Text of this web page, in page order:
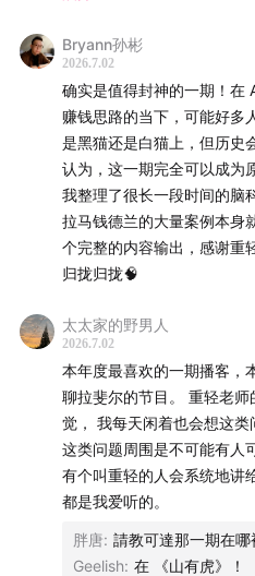
John Dean 记忆案例
John Dean’s Memory: A
N-Gram 语言模型
Word n-gram Language
印刷英语的预测与熵
Prediction and Entropy of
知识蒸馏Knowledge
封面由重轻拍摄
本期节目逐字稿在
hy@funes.world
狱”中，也不要把自己关在
给我很大激励力量和可欲的
境，人不可能掌握所有完备
在自己受限信息下的笃信笃
乱的可能性的平行世界，走
哥的新游戏《沉星之序》
的潜质，完全是9年前重轻
卓越游戏的理念实践，期待
Bryann孙彬
2026.7.02
确实是值得封神的一期！在
赚钱思路的当下，可能好多
是黑猫还是白猫上，但历史
认为，这一期完全可以成为
我整理了很长一段时间的脑
拉马钱德兰的大量案例本身
个完整的内容输出，感谢重
归拢归拢🧠
太太家的野男人
2026.7.02
本年度最喜欢的一期播客，
聊拉斐尔的节目。 重轻老
觉， 我每天闲着也会想这
这类问题周围是不可能有人
有个叫重轻的人会系统地讲
都是我爱听的。
胖唐: 請教可達那一期在哪
Geelish: 在 《山有虎》！